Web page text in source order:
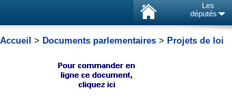
Les
députés
Accueil > Documents parlementaires > Projets de loi